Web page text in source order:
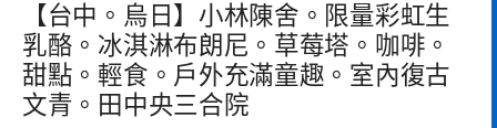
【台中。烏日】小林陳舍。限量彩虹生
乳酪。冰淇淋布朗尼。草莓塔。咖啡。
甜點。輕食。戶外充滿童趣。室內復古
文青。田中央三合院